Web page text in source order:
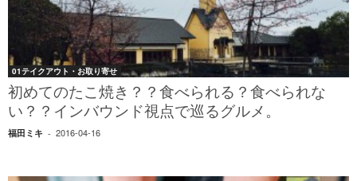
01テイクアウト・お取り寄せ
初めてのたこ焼き？？食べられる？食べられな
い？？インバウンド視点で巡るグルメ。
福田ミキ - 2016-04-16